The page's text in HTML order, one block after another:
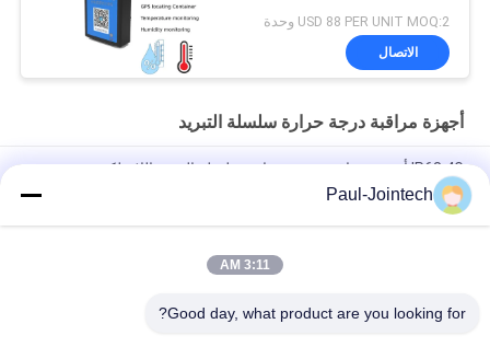
USD 88 PER UNIT MOQ:2 وحدة
الاتصال
أجهزة مراقبة درجة حرارة سلسلة التبريد
IP68 4G أجهزة مراقبة درجة حرارة سلسلة التبريد اللاسلكية
CE
Paul-Jointech
3:11 AM
Good day, what product are you looking for?